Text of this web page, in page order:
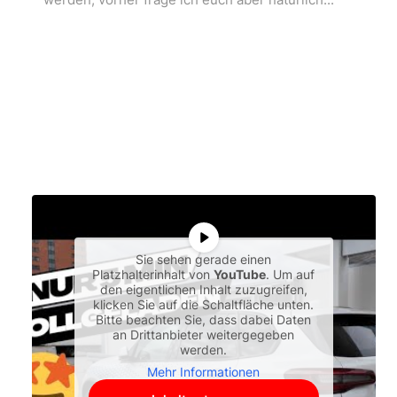
Sie sehen gerade einen
Platzhalterinhalt vonYouTube. Um auf
den eigentlichen Inhalt zuzugreifen,
klicken Sie auf die Schaltfläche unten.
Bitte beachten Sie, dass dabei Daten
an Drittanbieter weitergegeben
werden.
Mehr Informationen